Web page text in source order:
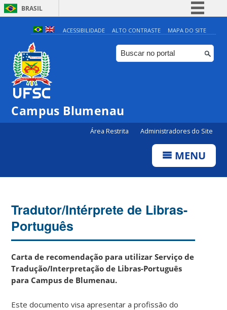
BRASIL
Simplifique!
Comunica BR
Participe
ACESSIBILIDADE ALTO CONTRASTE MAPA DO SITE
Campus Blumenau
Área Restrita Administradores do Site
MENU
Tradutor/Intérprete de Libras-
Português
Carta de recomendação para utilizar Serviço de
Tradução/Interpretação de Libras-Português
para Campus de Blumenau.
Este documento visa apresentar a profissão do